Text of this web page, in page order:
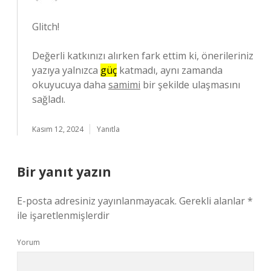
Glitch!
Değerli katkınızı alırken fark ettim ki, önerileriniz
yazıya yalnızca güç katmadı, aynı zamanda
okuyucuya daha samimi bir şekilde ulaşmasını
sağladı.
Kasım 12, 2024 Yanıtla
Bir yanıt yazın
E-posta adresiniz yayınlanmayacak. Gerekli alanlar*
ile işaretlenmişlerdir
Yorum